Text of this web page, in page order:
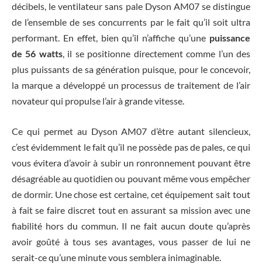
décibels, le ventilateur sans pale Dyson AM07 se distingue
de l’ensemble de ses concurrents par le fait qu’il soit ultra
performant. En effet, bien qu’il n’affiche qu’une puissance
de 56 watts, il se positionne directement comme l’un des
plus puissants de sa génération puisque, pour le concevoir,
la marque a développé un processus de traitement de l’air
novateur qui propulse l’air à grande vitesse.
Ce qui permet au Dyson AM07 d’être autant silencieux,
c’est évidemment le fait qu’il ne possède pas de pales, ce qui
vous évitera d’avoir à subir un ronronnement pouvant être
désagréable au quotidien ou pouvant même vous empêcher
de dormir. Une chose est certaine, cet équipement sait tout
à fait se faire discret tout en assurant sa mission avec une
fiabilité hors du commun. Il ne fait aucun doute qu’après
avoir goûté à tous ses avantages, vous passer de lui ne
serait-ce qu’une minute vous semblera inimaginable.